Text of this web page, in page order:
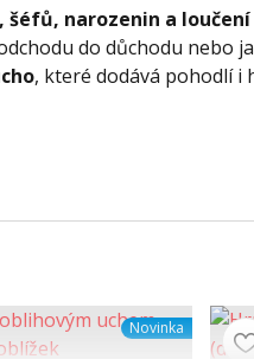
šéfů, narozenin a loučení
do důchodu nebo
, které dodává pohodlí i
Novinka